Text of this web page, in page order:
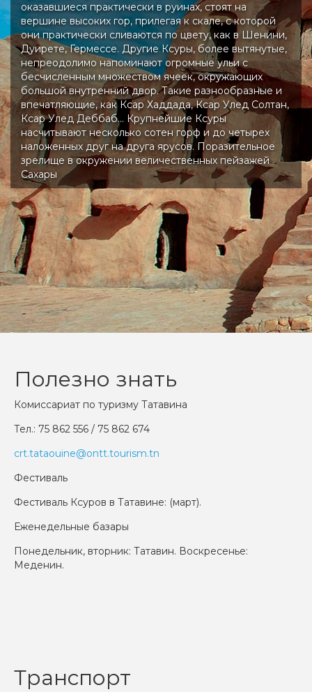
оказавшиеся практически в руинах, стоят на
вершине высоких гор, прилегая к скале, с которой
они практически сливаются по цвету, как в Шенини,
Дуирете, Гермессе. Другие Ксуры, более вытянутые,
непреодолимо напоминают огромные ульи с
бесчисленным множеством ячеек, окружающих
большой внутренний двор. Такие разнообразные и
впечатляющие, как Ксар Хаддада, Ксар Улед Солтан,
Ксар Улед Деббаб... Крупнейшие Ксуры
насчитывают несколько сотен горф и до четырех
наложенных друг на друга ярусов. Поразительное
зрелище в окружении величественных пейзажей
Сахары
Полезно знать
Комиссариат по туризму Татавина
Тел.: 75 862 556 / 75 862 674
crt.tataouine@ontt.tourism.tn
Фестиваль
Фестиваль Ксуров в Татавине: (март).
Еженедельные базары
Понедельник, вторник: Татавин. Воскресенье:
Меденин.
Транспорт